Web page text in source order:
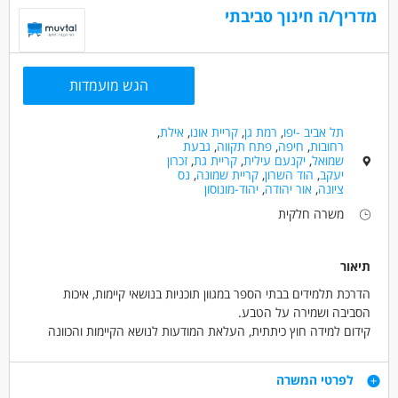
מדריך/ה חינוך סביבתי
הגש מועמדות
תל אביב -יפו, רמת גן,קריית אונו,אילת,
רחובות, חיפה,פתח תקווה, גבעת
שמואל,יקנעם עילית,קריית גת,זכרון
יעקב, הוד השרון,קריית שמונה, נס
ציונה,אור יהודה,יהוד-מונוסון
משרה חלקית
תיאור
הדרכת תלמידים בבתי הספר במגוון תוכניות בנושאי קיימות, איכות
הסביבה ושמירה על הטבע.
קידום למידה חוץ כיתתית, העלאת המודעות לנושא הקיימות והכוונה
משרה חלקית בשנת הלימודים תשפ"ז
באזורים שונים ברחבי הארץ
דרישות
לפרטי המשרה